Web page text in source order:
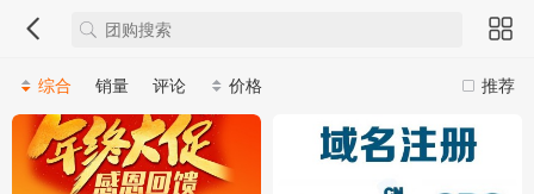
推荐
综合 销量 评论 价格